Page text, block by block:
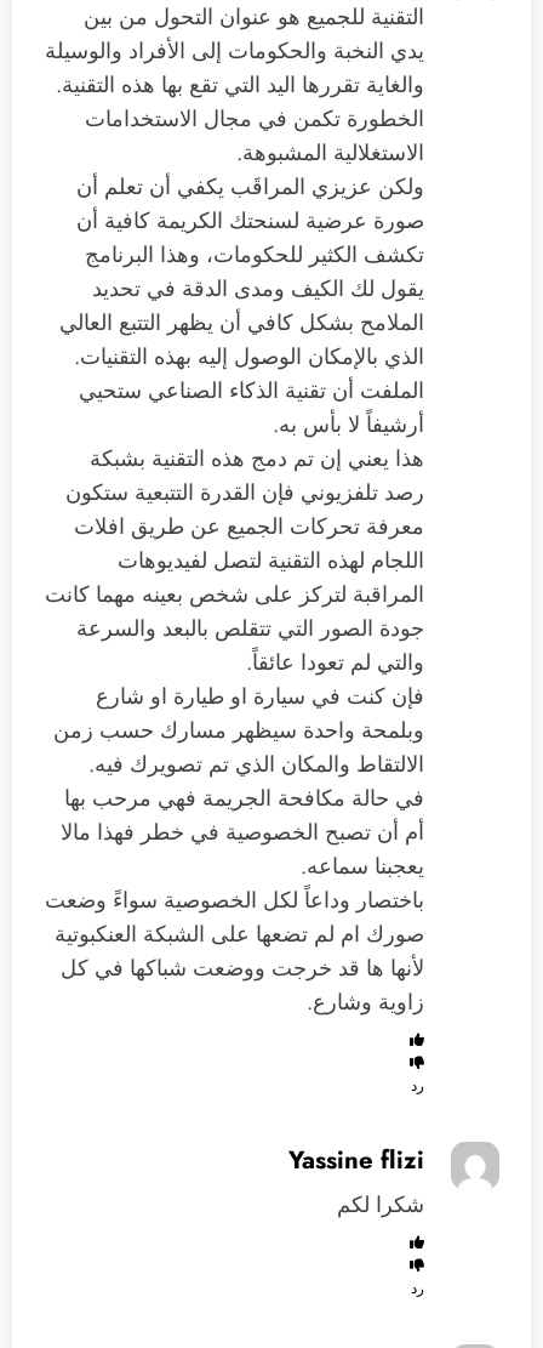
التقنية للجميع هو عنوان التحول من بين
يدي النخبة والحكومات إلى الأفراد والوسيلة
والغاية تقررها اليد التي تقع بها هذه التقنية.
الخطورة تكمن في مجال الاستخدامات
الاستغلالية المشبوهة.
ولكن عزيزي المراقَب يكفي أن تعلم أن
صورة عرضية لسنحتك الكريمة كافية أن
تكشف الكثير للحكومات، وهذا البرنامج
يقول لك الكيف ومدى الدقة في تحديد
الملامح بشكل كافي أن يظهر التتبع العالي
الذي بالإمكان الوصول إليه بهذه التقنيات.
الملفت أن تقنية الذكاء الصناعي ستحيي
أرشيفاً لا بأس به.
هذا يعني إن تم دمج هذه التقنية بشبكة
رصد تلفزيوني فإن القدرة التتبعية ستكون
معرفة تحركات الجميع عن طريق افلات
اللجام لهذه التقنية لتصل لفيديوهات
المراقبة لتركز على شخص بعينه مهما كانت
جودة الصور التي تتقلص بالبعد والسرعة
والتي لم تعودا عائقاً.
فإن كنت في سيارة او طيارة او شارع
وبلمحة واحدة سيظهر مسارك حسب زمن
الالتقاط والمكان الذي تم تصويرك فيه.
في حالة مكافحة الجريمة فهي مرحب بها
أم أن تصبح الخصوصية في خطر فهذا مالا
يعجبنا سماعه.
باختصار وداعاً لكل الخصوصية سواءً وضعت
صورك ام لم تضعها على الشبكة العنكبوتية
لأنها ها قد خرجت ووضعت شباكها في كل
زاوية وشارع.
رد
Yassine flizi
شكرا لكم
رد